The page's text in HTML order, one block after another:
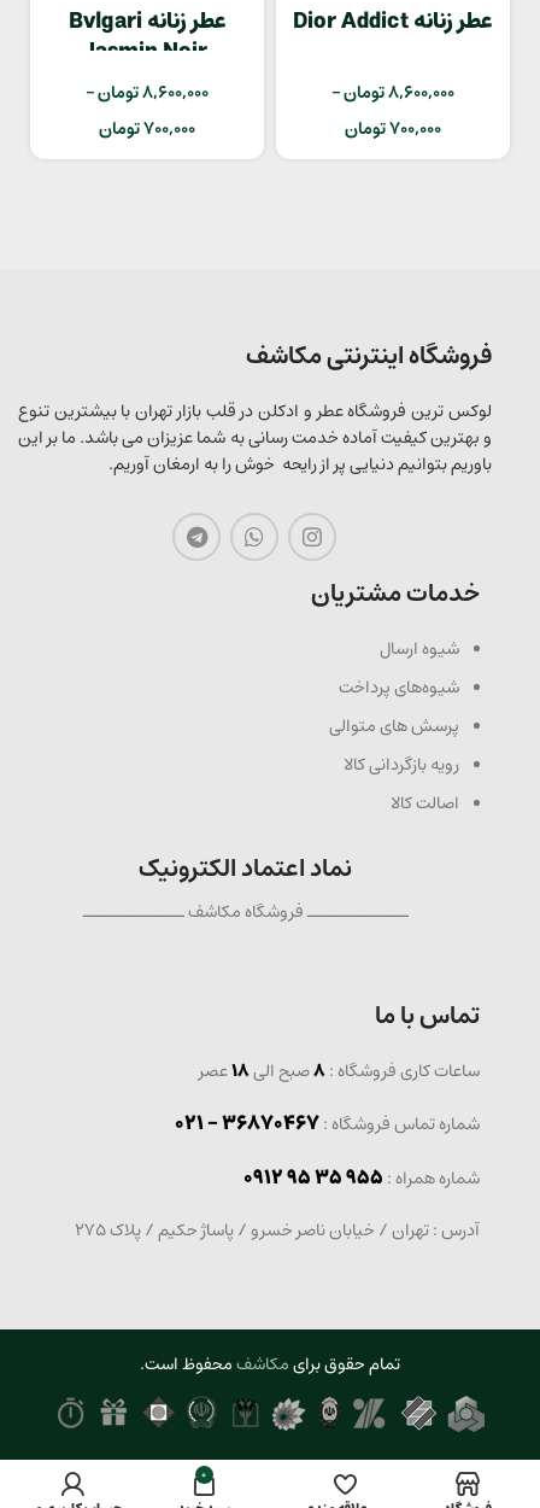
عطر زنانه Dior Addict
8,600,000تومان–
700,000تومان
عطر زنانه Bvlgari
Jasmin Noir
8,600,000تومان–
700,000تومان
فروشگاه اینترنتی مکاشف
لوکس ترین فروشگاه عطر و ادکلن در قلب بازار تهران با بیشترین تنوع
و بهترین کیفیت آماده خدمت رسانی به شما عزیزان می باشد. ما بر این
باوریم بتوانیم دنیایی پر از رایحه خوش را به ارمغان آوریم.
خدمات مشتریان
شیوه ارسال
شیوه‌های پرداخت
پرسش های متوالی
رویه بازگردانی کالا
اصالت کالا
نماد اعتماد الکترونیک
ــــــــــــــ فروشگاه مکاشف ــــــــــــــ
تماس با ما
ساعات کاری فروشگاه :8صبح الی18عصر
شماره تماس فروشگاه :36870467 - 021
0912 95 35 955 : شماره همراه
آدرس : تهران / خیابان ناصر خسرو / پاساژ حکیم / پلاک 275
تمام حقوق برایمکاشفمحفوظ است.
0